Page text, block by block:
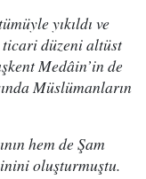
yıkıldı ve
ticari düzeni altüst
Medâin’in de
Müslümanların
hem de Şam
oluşturmuştu.